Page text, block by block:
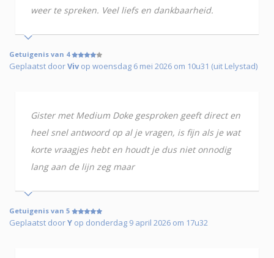
weer te spreken. Veel liefs en dankbaarheid.
Getuigenis van 4
Geplaatst doorVivop woensdag 6 mei 2026 om 10u31 (uit Lelystad)
Gister met Medium Doke gesproken geeft direct en
heel snel antwoord op al je vragen, is fijn als je wat
korte vraagjes hebt en houdt je dus niet onnodig
lang aan de lijn zeg maar
Getuigenis van 5
Geplaatst doorY op donderdag 9 april 2026 om 17u32